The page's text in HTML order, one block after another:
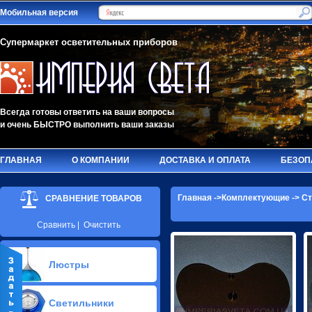
Мобильная версия
Супермаркет осветительных приборов
Всегда готовы ответить на ваши вопросы
и очень БЫСТРО выполнить ваши заказы
ГЛАВНАЯ О КОМПАНИИ ДОСТАВКА И ОПЛАТА
Главная ->Комплектующие ->
СРАВНЕНИЕ ТОВАРОВ
Сравнить Очистить
Люстры
Припотолочные люстры(627)
Потолочные люстры Led(63)
Светильники